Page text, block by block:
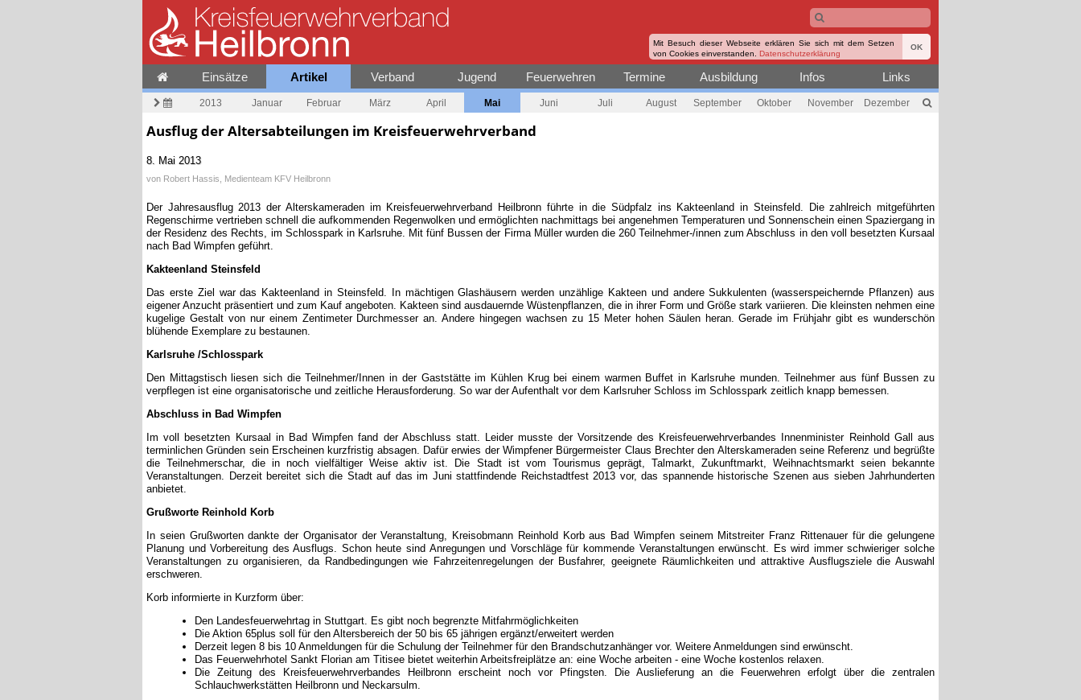
Mit Besuch dieser Webseite erklären Sie sich mit dem Setzen
von Cookies einverstanden. Datenschutzerklärung
OK
Einsätze Artikel Verband Jugend Feuerwehren Termine Ausbildung Infos Links
2013 Januar Februar März April Mai Juni Juli August September Oktober November Dezember
Ausflug der Altersabteilungen im Kreisfeuerwehrverband
8. Mai 2013
von Robert Hassis, Medienteam KFV Heilbronn
Der Jahresausflug 2013 der Alterskameraden im Kreisfeuerwehrverband Heilbronn führte in die Südpfalz ins Kakteenland in Steinsfeld. Die zahlreich mitgeführten
Regenschirme vertrieben schnell die aufkommenden Regenwolken und ermöglichten nachmittags bei angenehmen Temperaturen und Sonnenschein einen Spaziergang in
der Residenz des Rechts, im Schlosspark in Karlsruhe. Mit fünf Bussen der Firma Müller wurden die 260 Teilnehmer-/innen zum Abschluss in den voll besetzten Kursaal
nach Bad Wimpfen geführt.
Kakteenland Steinsfeld
Das erste Ziel war das Kakteenland in Steinsfeld. In mächtigen Glashäusern werden unzählige Kakteen und andere Sukkulenten (wasserspeichernde Pflanzen) aus
eigener Anzucht präsentiert und zum Kauf angeboten. Kakteen sind ausdauernde Wüstenpflanzen, die in ihrer Form und Größe stark variieren. Die kleinsten nehmen eine
kugelige Gestalt von nur einem Zentimeter Durchmesser an. Andere hingegen wachsen zu 15 Meter hohen Säulen heran. Gerade im Frühjahr gibt es wunderschön
blühende Exemplare zu bestaunen.
Karlsruhe /Schlosspark
Den Mittagstisch liesen sich die Teilnehmer/Innen in der Gaststätte im Kühlen Krug bei einem warmen Buffet in Karlsruhe munden. Teilnehmer aus fünf Bussen zu
verpflegen ist eine organisatorische und zeitliche Herausforderung. So war der Aufenthalt vor dem Karlsruher Schloss im Schlosspark zeitlich knapp bemessen.
Abschluss in Bad Wimpfen
Im voll besetzten Kursaal in Bad Wimpfen fand der Abschluss statt. Leider musste der Vorsitzende des Kreisfeuerwehrverbandes Innenminister Reinhold Gall aus
terminlichen Gründen sein Erscheinen kurzfristig absagen. Dafür erwies der Wimpfener Bürgermeister Claus Brechter den Alterskameraden seine Referenz und begrüßte
die Teilnehmerschar, die in noch vielfältiger Weise aktiv ist. Die Stadt ist vom Tourismus geprägt, Talmarkt, Zukunftmarkt, Weihnachtsmarkt seien bekannte
Veranstaltungen. Derzeit bereitet sich die Stadt auf das im Juni stattfindende Reichstadtfest 2013 vor, das spannende historische Szenen aus sieben Jahrhunderten
anbietet.
Grußworte Reinhold Korb
In seien Grußworten dankte der Organisator der Veranstaltung, Kreisobmann Reinhold Korb aus Bad Wimpfen seinem Mitstreiter Franz Rittenauer für die gelungene
Planung und Vorbereitung des Ausflugs. Schon heute sind Anregungen und Vorschläge für kommende Veranstaltungen erwünscht. Es wird immer schwieriger solche
Veranstaltungen zu organisieren, da Randbedingungen wie Fahrzeitenregelungen der Busfahrer, geeignete Räumlichkeiten und attraktive Ausflugsziele die Auswahl
erschweren.
Korb informierte in Kurzform über:
Den Landesfeuerwehrtag in Stuttgart. Es gibt noch begrenzte Mitfahrmöglichkeiten
Die Aktion 65plus soll für den Altersbereich der 50 bis 65 jährigen ergänzt/erweitert werden
Derzeit legen 8 bis 10 Anmeldungen für die Schulung der Teilnehmer für den Brandschutzanhänger vor. Weitere Anmeldungen sind erwünscht.
Das Feuerwehrhotel Sankt Florian am Titisee bietet weiterhin Arbeitsfreiplätze an: eine Woche arbeiten - eine Woche kostenlos relaxen.
Die Zeitung des Kreisfeuerwehrverbandes Heilbronn erscheint noch vor Pfingsten. Die Auslieferung an die Feuerwehren erfolgt über die zentralen
Schlauchwerkstätten Heilbronn und Neckarsulm.